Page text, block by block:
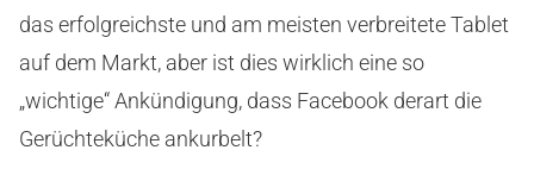
das erfolgreichste und am meisten verbreitete Tablet
auf dem Markt, aber ist dies wirklich eine so
„wichtige“ Ankündigung, dass Facebook derart die
Gerüchteküche ankurbelt?